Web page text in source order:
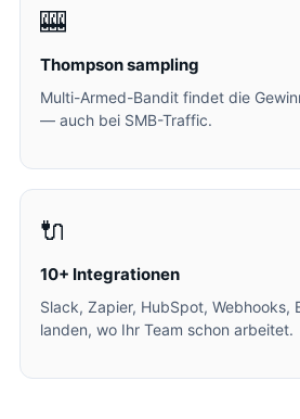
🎰
Thompson sampling
Multi-Armed-Bandit findet die
— auch bei SMB-Traffic.
🔌
10+ Integrationen
Slack, Zapier, HubSpot, Webhooks,
landen, wo Ihr Team schon arbeitet.